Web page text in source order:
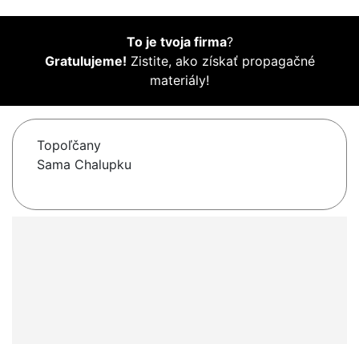
To je tvoja firma?
Gratulujeme! Zistite, ako získať propagačné
materiály!
Topoľčany
Sama Chalupku